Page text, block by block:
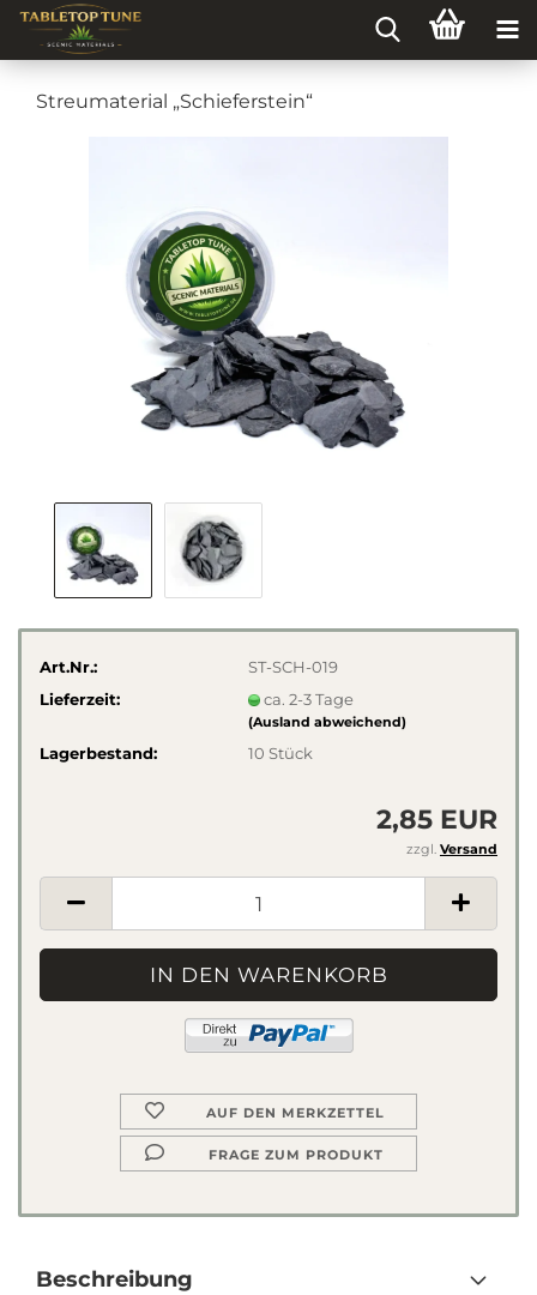
Streumaterial „Schieferstein“
Art.Nr.:
ST-SCH-019
Lieferzeit:
ca. 2-3 Tage
(Ausland abweichend)
Lagerbestand: 10Stück
2,85 EUR
zzgl. Versand
AUF DEN MERKZETTEL
FRAGE ZUM PRODUKT
Beschreibung